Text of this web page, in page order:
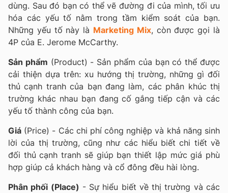
dùng. Sau đó bạn có thể vẽ đường đi của mình, tối ưu
hóa các yếu tố nằm trong tầm kiểm soát của bạn.
Những yếu tố này là Marketing Mix, còn được gọi là
4P của E. Jerome McCarthy.
Sản phẩm (Product) - Sản phẩm của bạn có thể được
cải thiện dựa trên: xu hướng thị trường, những gì đối
thủ cạnh tranh của bạn đang làm, các phân khúc thị
trường khác nhau bạn đang cố gắng tiếp cận và các
yếu tố thành công của bạn.
Giá (Price) - Các chi phí công nghiệp và khả năng sinh
lời của thị trường, cũng như các hiểu biết chi tiết về
đối thủ cạnh tranh sẽ giúp bạn thiết lập mức giá phù
hợp giúp cả khách hàng và cổ đông đều hài lòng.
Phân phối (Place) - Sự hiểu biết về thị trường và các